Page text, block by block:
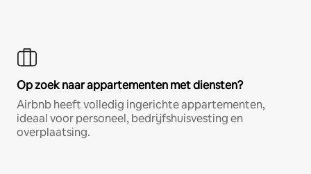
Op zoek naar appartementen met diensten?
Airbnb heeft volledig ingerichte appartementen,
ideaal voor personeel, bedrijfshuisvesting en
overplaatsing.